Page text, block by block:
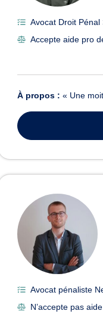
Avocat Droit Pénal
Accepte aide pro
À propos : « Une
Avocat pénaliste
N’accepte pas